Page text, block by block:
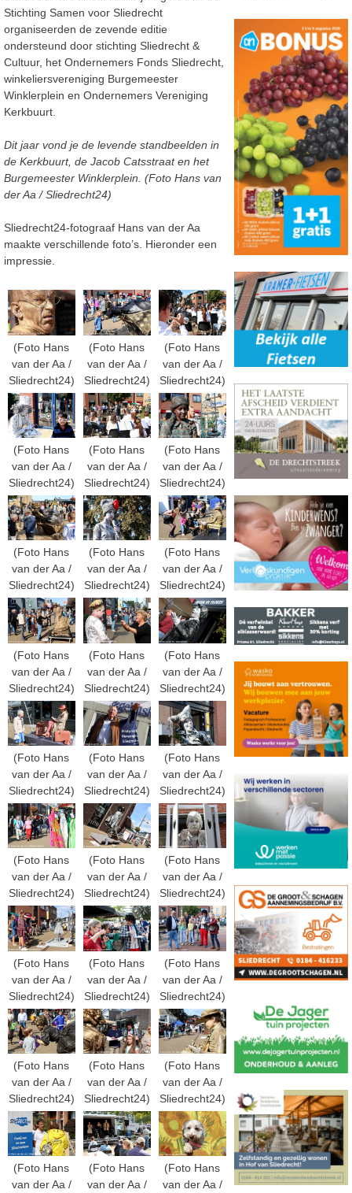
Stichting Samen voor Sliedrecht
organiseerden de zevende editie
ondersteund door stichting Sliedrecht &
Cultuur, het Ondernemers Fonds Sliedrecht,
winkeliersvereniging Burgemeester
Winklerplein en Ondernemers Vereniging
Kerkbuurt.
Dit jaar vond je de levende standbeelden in
de Kerkbuurt, de Jacob Catsstraat en het
Burgemeester Winklerplein. (Foto Hans van
der Aa / Sliedrecht24)
Sliedrecht24-fotograaf Hans van der Aa
maakte verschillende foto’s. Hieronder een
impressie.
(Foto Hans
van der Aa /
Sliedrecht24)
(Foto Hans
van der Aa /
Sliedrecht24)
(Foto Hans
van der Aa /
Sliedrecht24)
(Foto Hans
van der Aa /
Sliedrecht24)
(Foto Hans
van der Aa /
Sliedrecht24)
(Foto Hans
van der Aa /
Sliedrecht24)
(Foto Hans
van der Aa /
Sliedrecht24)
(Foto Hans
van der Aa /
Sliedrecht24)
(Foto Hans
van der Aa /
Sliedrecht24)
(Foto Hans
van der Aa /
Sliedrecht24)
(Foto Hans
van der Aa /
Sliedrecht24)
(Foto Hans
van der Aa /
Sliedrecht24)
(Foto Hans
van der Aa /
Sliedrecht24)
(Foto Hans
van der Aa /
Sliedrecht24)
(Foto Hans
van der Aa /
Sliedrecht24)
(Foto Hans
van der Aa /
Sliedrecht24)
(Foto Hans
van der Aa /
Sliedrecht24)
(Foto Hans
van der Aa /
Sliedrecht24)
(Foto Hans
van der Aa /
Sliedrecht24)
(Foto Hans
van der Aa /
Sliedrecht24)
(Foto Hans
van der Aa /
Sliedrecht24)
(Foto Hans
van der Aa /
Sliedrecht24)
(Foto Hans
van der Aa /
Sliedrecht24)
(Foto Hans
van der Aa /
Sliedrecht24)
(Foto Hans
van der Aa /
(Foto Hans
van der Aa /
(Foto Hans
van der Aa /